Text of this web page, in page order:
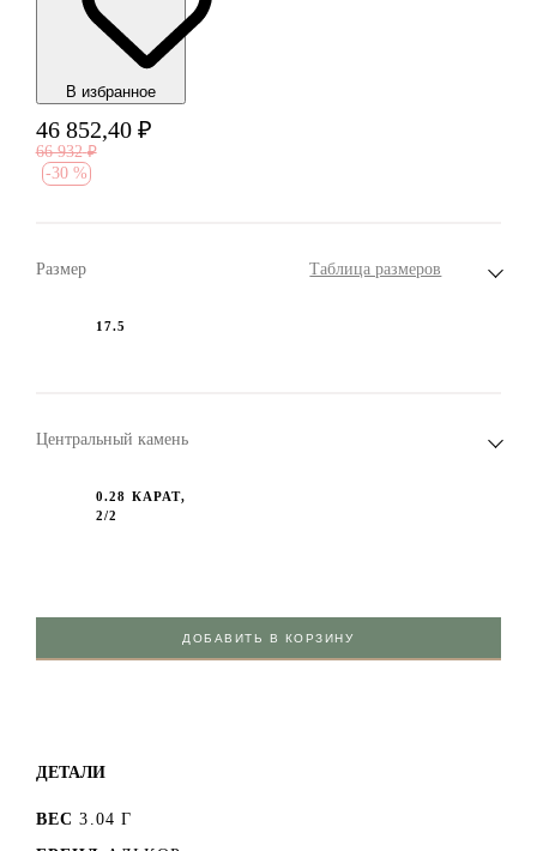
В избранноe
46 852,40 ₽
66 932 ₽
-30 %
Размер Таблица размеров
17.5
Центральный камень
0.28 КАРАТ,
2/2
ДОБАВИТЬ В КОРЗИНУ
ДЕТАЛИ
ВЕС 3.04 Г